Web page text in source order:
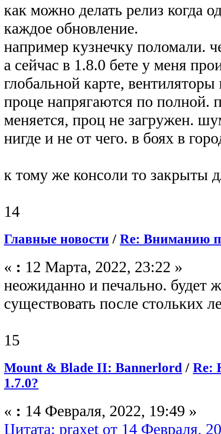
как можно делать релиз когда
каждое обновление.
например кузнечку поломали.
а сейчас в 1.8.0 бете у меня
глобальной карте,
проце напрягаются по полной.
меняется, проц не загружен.
нигде и не от чего. в боях в
к тому же консоли то закрыты
14
Главные новости / Re: Вниманию
« : 12 Марта, 2022, 23:22 »
неожиданно и печально. будет
существовать после стольких
15
Mount & Blade II: Bannerlord / Re:
1.7.0?
« : 14 Февраля, 2022, 19:49 »
Цитата: praxet от 14 Февраля,